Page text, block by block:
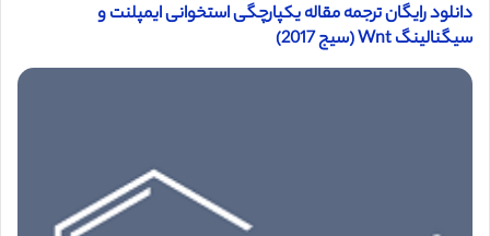
دانلود رایگان ترجمه مقاله یکپارچگی استخوانی ایمپلنت و
سیگنالینگ Wnt (سیج 2017)